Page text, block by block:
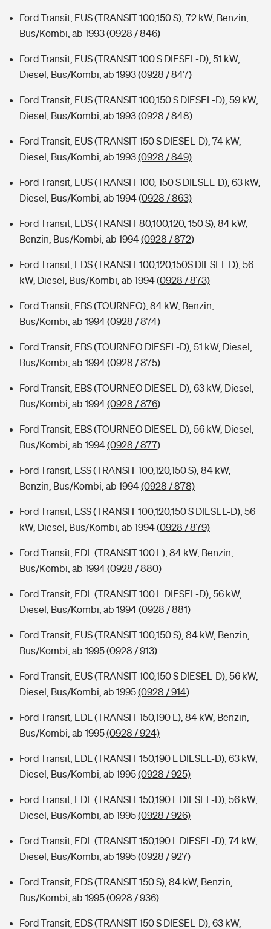
Ford Transit, EUS (TRANSIT 100,150 S), 72 kW, Benzin,
Bus/Kombi, ab 1993(0928 / 846)
Ford Transit, EUS (TRANSIT 100 S DIESEL-D), 51 kW,
Diesel, Bus/Kombi, ab 1993(0928 / 847)
Ford Transit, EUS (TRANSIT 100,150 S DIESEL-D), 59 kW,
Diesel, Bus/Kombi, ab 1993(0928 / 848)
Ford Transit, EUS (TRANSIT 150 S DIESEL-D), 74 kW,
Diesel, Bus/Kombi, ab 1993(0928 / 849)
Ford Transit, EUS (TRANSIT 100, 150 S DIESEL-D), 63 kW,
Diesel, Bus/Kombi, ab 1994(0928 / 863)
Ford Transit, EDS (TRANSIT 80,100,120, 150 S), 84 kW,
Benzin, Bus/Kombi, ab 1994(0928 / 872)
Ford Transit, EDS (TRANSIT 100,120,150S DIESEL D), 56
kW, Diesel, Bus/Kombi, ab 1994(0928 / 873)
Ford Transit, EBS (TOURNEO), 84 kW, Benzin,
Bus/Kombi, ab 1994(0928 / 874)
Ford Transit, EBS (TOURNEO DIESEL-D), 51 kW, Diesel,
Bus/Kombi, ab 1994(0928 / 875)
Ford Transit, EBS (TOURNEO DIESEL-D), 63 kW, Diesel,
Bus/Kombi, ab 1994(0928 / 876)
Ford Transit, EBS (TOURNEO DIESEL-D), 56 kW, Diesel,
Bus/Kombi, ab 1994(0928 / 877)
Ford Transit, ESS (TRANSIT 100,120,150 S), 84 kW,
Benzin, Bus/Kombi, ab 1994(0928 / 878)
Ford Transit, ESS (TRANSIT 100,120,150 S DIESEL-D), 56
kW, Diesel, Bus/Kombi, ab 1994(0928 / 879)
Ford Transit, EDL (TRANSIT 100 L), 84 kW, Benzin,
Bus/Kombi, ab 1994(0928 / 880)
Ford Transit, EDL (TRANSIT 100 L DIESEL-D), 56 kW,
Diesel, Bus/Kombi, ab 1994(0928 / 881)
Ford Transit, EUS (TRANSIT 100,150 S), 84 kW, Benzin,
Bus/Kombi, ab 1995(0928 / 913)
Ford Transit, EUS (TRANSIT 100,150 S DIESEL-D), 56 kW,
Diesel, Bus/Kombi, ab 1995(0928 / 914)
Ford Transit, EDL (TRANSIT 150,190 L), 84 kW, Benzin,
Bus/Kombi, ab 1995(0928 / 924)
Ford Transit, EDL (TRANSIT 150,190 L DIESEL-D), 63 kW,
Diesel, Bus/Kombi, ab 1995(0928 / 925)
Ford Transit, EDL (TRANSIT 150,190 L DIESEL-D), 56 kW,
Diesel, Bus/Kombi, ab 1995(0928 / 926)
Ford Transit, EDL (TRANSIT 150,190 L DIESEL-D), 74 kW,
Diesel, Bus/Kombi, ab 1995(0928 / 927)
Ford Transit, EDS (TRANSIT 150 S), 84 kW, Benzin,
Bus/Kombi, ab 1995(0928 / 936)
Ford Transit, EDS (TRANSIT 150 S DIESEL-D), 63 kW,